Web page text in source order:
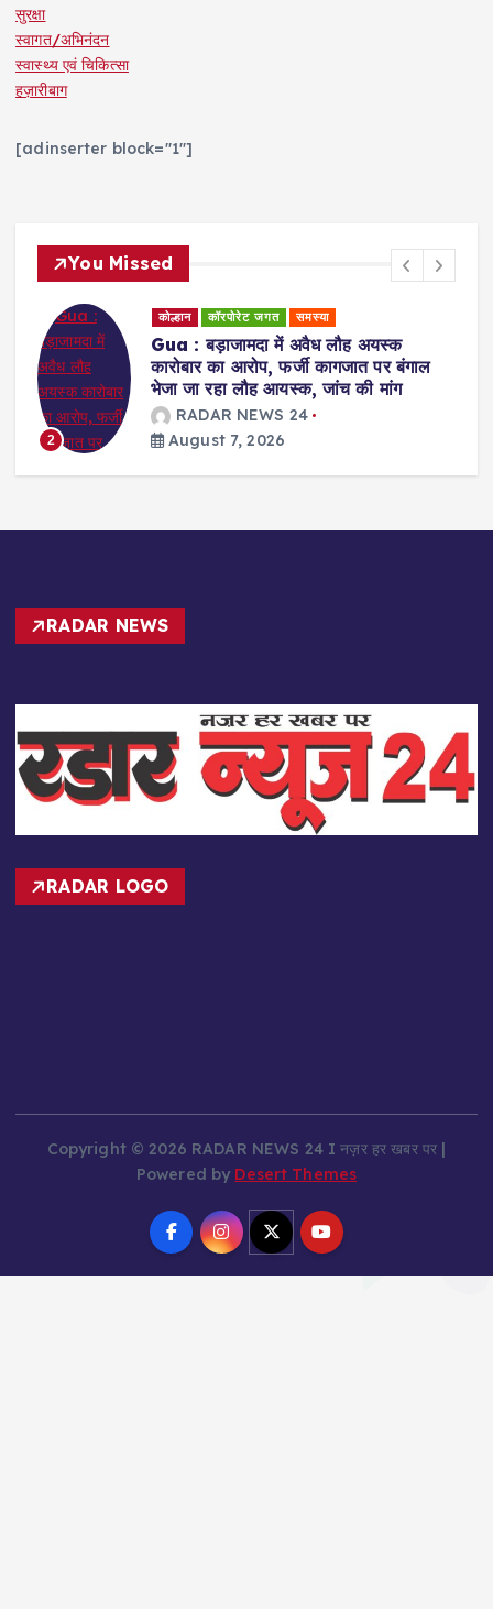
सुरक्षा
स्वागत/अभिनंदन
स्वास्थ्य एवं चिकित्सा
हज़ारीबाग
[adinserter block="1"]
You Missed
3
कोल्हान राजनीति
Jamshedpur : युवा शक्ति ही झारखंड के
भविष्य की दिशा तय करेगी : सुदेश कुमार महतो
RADAR NEWS 24
August 7, 2026
RADAR NEWS
RADAR LOGO
Powered byDesert Themes